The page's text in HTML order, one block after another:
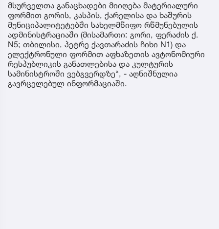
მსურველთა განაცხადები მიიღება მატერიალური
ფორმით გორის, კასპის, ქარელისა და ხაშურის
მუნიციპალიტეტებში სახელმწიფო რწმუნებულის
ადმინისტრაციაში (მისამართი: გორი, ფერაძის ქ.
N5; თბილისი, პეტრე ქავთარაძის ჩიხი N1) და
ელექტრონული ფორმით აფხაზეთის ავტონომიური
რესპუბლიკის განათლებისა და კულტურის
სამინისტროში ვებგვერდზე“, - აღნიშნულია
გავრცელებულ ინფორმაციაში.